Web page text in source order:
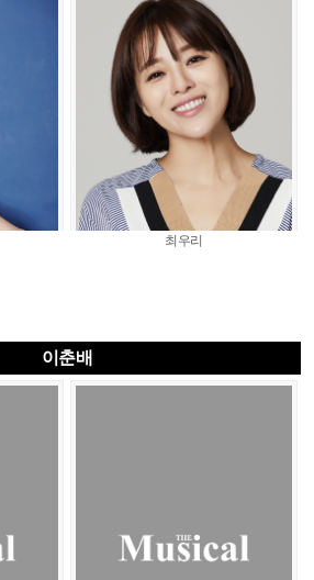
최우리
이춘배